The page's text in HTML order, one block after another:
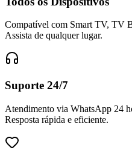
Compatível com Smart TV, TV
Assista de qualquer lugar.
Suporte 24/7
Atendimento via WhatsApp 24
Resposta rápida e eficiente.